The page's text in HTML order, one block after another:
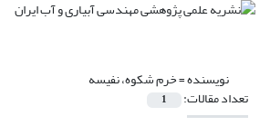
نویسنده =خرم شکوه، نفیسه
تعداد مقالات: 1